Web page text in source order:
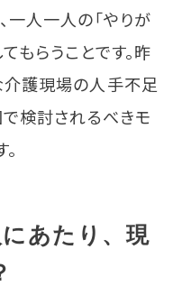
一人一人の「やりが
もらうことです。昨
護現場の人手不足
で検討されるべきモ
あたり、現